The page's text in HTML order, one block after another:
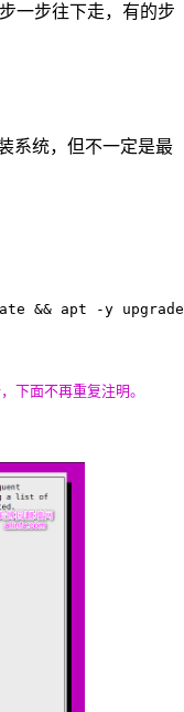
一步往下走，有的步
系统，但不一定是最
&& apt -y upgrade
下面不再重复注明。